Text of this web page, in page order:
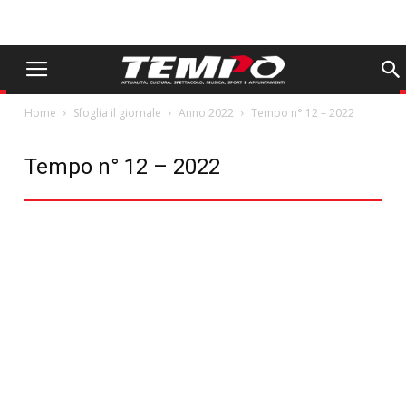
Home Sfoglia il giornale Anno 2022 Tempo n° 12 – 2022
Tempo n° 12 – 2022